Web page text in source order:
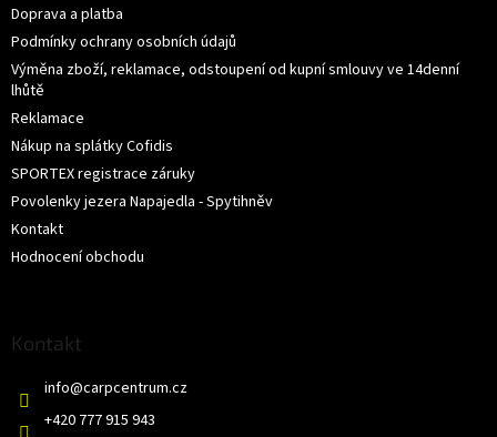
Doprava a platba
Podmínky ochrany osobních údajů
Výměna zboží, reklamace, odstoupení od kupní smlouvy ve 14denní
lhůtě
Reklamace
Nákup na splátky Cofidis
SPORTEX registrace záruky
Povolenky jezera Napajedla - Spytihněv
Kontakt
Hodnocení obchodu
Kontakt
info@carpcentrum.cz
+420 777 915 943